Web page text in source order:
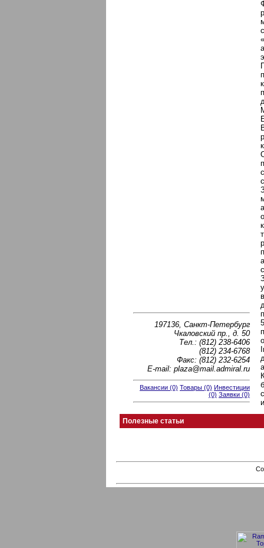
197136, Санкт-Петербург
Чкаловский пр., д. 50
Тел.: (812) 238-6406
(812) 234-6768
Факс: (812) 232-6254
Е-mail: plaza@mail.admiral.ru
Вакансии (0) Товары (0) Инвестиции
(0) Заявки (0)
Полезные статьи